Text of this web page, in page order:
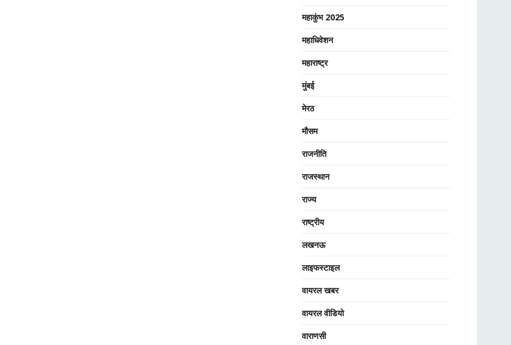
महाकुंभ 2025
महाधिवेशन
महाराष्ट्र
मुंबई
मेरठ
मौसम
राजनीति
राजस्थान
राज्य
राष्ट्रीय
लखनऊ
लाइफस्टाइल
वायरल खबर
वायरल वीडियो
वाराणसी